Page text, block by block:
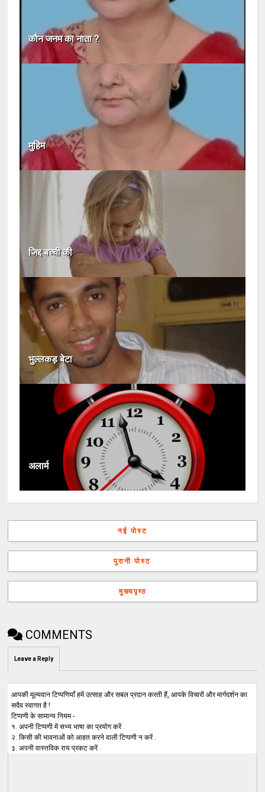
कौन जनम का नाता ?
मुहिम
जिद्द बच्ची की
भुल्लकड़ बेटा
अलार्म
नई पोस्ट
पुरानी पोस्ट
मुख्यपृष्ठ
COMMENTS
Leave a Reply
आपकी मूल्यवान टिप्पणियाँ हमें उत्साह और सबल प्रदान करती हैं, आपके विचारों और मार्गदर्शन का
सदैव स्वागत है !
टिप्पणी के सामान्य नियम -
१. अपनी टिप्पणी में सभ्य भाषा का प्रयोग करें .
२. किसी की भावनाओं को आहत करने वाली टिप्पणी न करें .
३. अपनी वास्तविक राय प्रकट करें .